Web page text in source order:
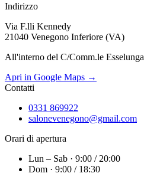
Indirizzo
Via F.lli Kennedy
21040 Venegono Inferiore (VA)
All'interno del C/Comm.le Esselunga
Apri in Google Maps →
Contatti
0331 869922
salonevenegono@gmail.com
Orari di apertura
Lun – Sab · 9:00 / 20:00
Dom · 9:00 / 18:30